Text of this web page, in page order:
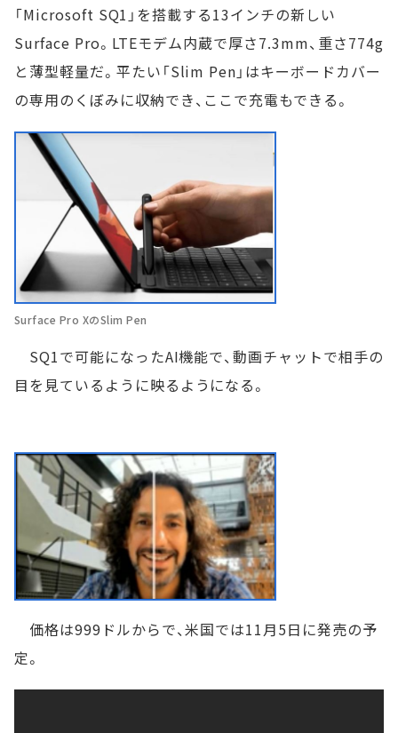
「Microsoft SQ1」を搭載する13インチの新しい
Surface Pro。LTEモデム内蔵で厚さ7.3mm、重さ774g
と薄型軽量だ。平たい「Slim Pen」はキーボードカバー
の専用のくぼみに収納でき、ここで充電もできる。
Surface Pro XのSlim Pen
SQ1で可能になったAI機能で、動画チャットで相手の
目を見ているように映るようになる。
価格は999ドルからで、米国では11月5日に発売の予
定。